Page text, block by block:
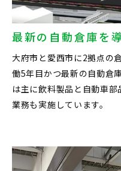
最新の自動倉庫を
大府市と愛西市に2拠点の
働5年目かつ最新の自動倉
は主に飲料製品と自動車
業務も実施しています。